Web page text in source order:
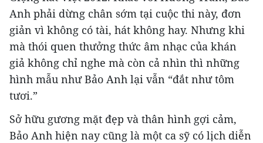
Anh phải dừng chân sớm tại cuộc thi này, đơn
giản vì không có tài, hát không hay. Nhưng khi
mà thói quen thưởng thức âm nhạc của khán
giả không chỉ nghe mà còn cả nhìn thì những
hình mẫu như Bảo Anh lại vẫn “đắt như tôm
tươi.”
Sở hữu gương mặt đẹp và thân hình gợi cảm,
Bảo Anh hiện nay cũng là một ca sỹ có lịch diễn